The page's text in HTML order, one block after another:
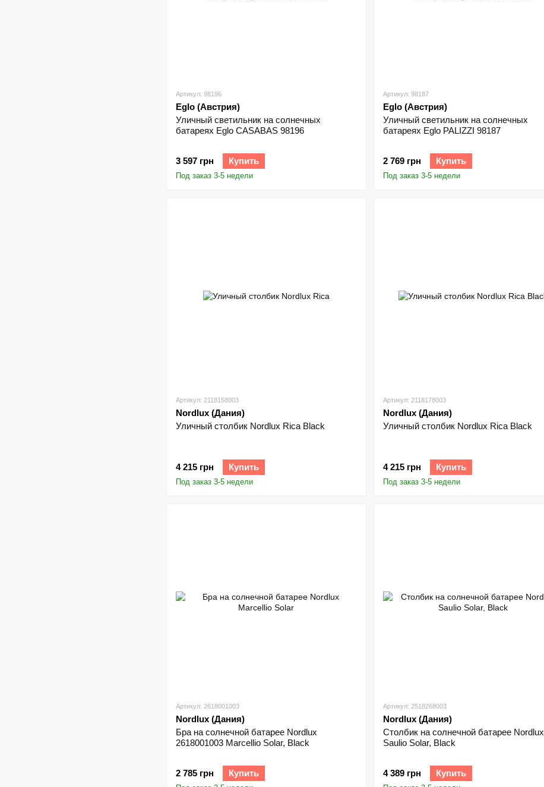
Артикул: 98196
Eglo (Австрия)
Уличный светильник на солнечных
батареях Eglo CASABAS 98196
3 597 грн Купить
Под заказ 3-5 недели
Артикул: 98187
Eglo (Австрия)
Уличный светильник на солнечных
батареях Eglo PALIZZI 98187
2 769 грн Купить
Под заказ 3-5 недели
Артикул: 2118158003
Nordlux (Дания)
Уличный столбик Nordlux Rica Black
4 215 грн Купить
Под заказ 3-5 недели
Артикул: 2118178003
Nordlux (Дания)
Уличный столбик Nordlux Rica Black
4 215 грн Купить
Под заказ 3-5 недели
Артикул: 2618001003
Nordlux (Дания)
Бра на солнечной батарее Nordlux
2618001003 Marcellio Solar, Black
2 785 грн Купить
Артикул: 2518268003
Nordlux (Дания)
Столбик на солнечной батарее Nordlux
Saulio Solar, Black
4 389 грн Купить